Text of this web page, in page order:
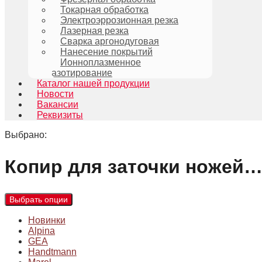
Токарная обработка
Электроэррозионная резка
Лазерная резка
Сварка аргонодуговая
Нанесение покрытий
Ионноплазменное
азотирование
Каталог нашей продукции
Новости
Вакансии
Реквизиты
Выбрано:
Копир для заточки ножей…
Выбрать опции
Новинки
Alpina
GEA
Handtmann